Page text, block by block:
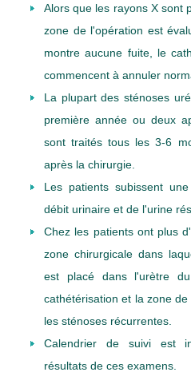
Alors que les rayons X sont
zone de l'opération est
montre aucune fuite, le
commencent à annuler
La plupart des sténoses
première année ou deux
sont traités tous les 3-6
après la chirurgie.
Les patients subissent
débit urinaire et de l'urine
Chez les patients ont plus
zone chirurgicale dans
est placé dans l'urètre
cathétérisation et la zone
les sténoses récurrentes.
Calendrier de suivi est
résultats de ces examens.